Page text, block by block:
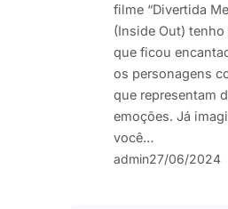
filme “Divertida
(Inside Out) tenho
que ficou
os personagens
que representam
emoções. Já
você…
admin27/06/2024